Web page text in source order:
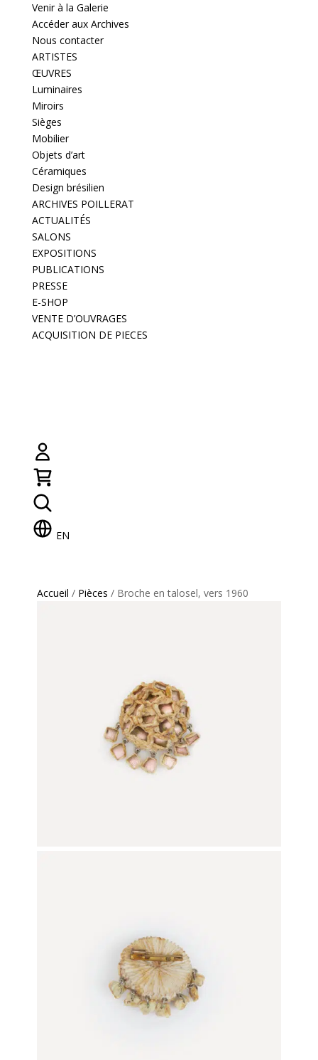
Venir à la Galerie
Accéder aux Archives
Nous contacter
ARTISTES
ŒUVRES
Luminaires
Miroirs
Sièges
Mobilier
Objets d’art
Céramiques
Design brésilien
ARCHIVES POILLERAT
ACTUALITÉS
SALONS
EXPOSITIONS
PUBLICATIONS
PRESSE
E-SHOP
VENTE D’OUVRAGES
ACQUISITION DE PIECES
EN
Accueil / Pièces / Broche en talosel, vers 1960